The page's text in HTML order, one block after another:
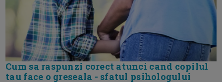
Cum sa raspunzi corect atunci cand copilul
tau face o greseala - sfatul psihologului